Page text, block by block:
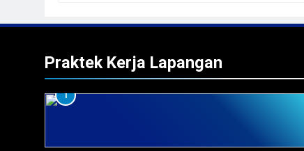
Praktek Kerja Lapangan
1